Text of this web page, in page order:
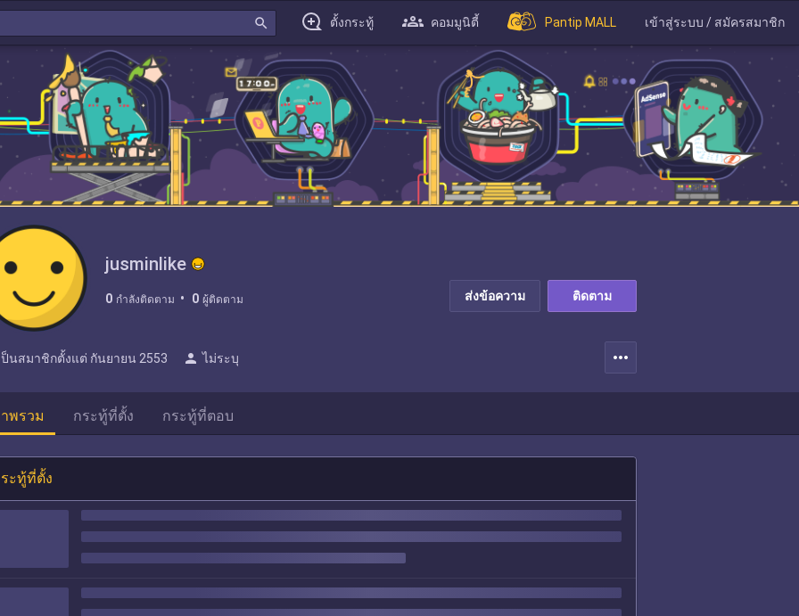
search ตั้งกระทู้ คอมมูนิตี้ Pantip MALL เข้าสู่ระบบ / สมัครสมาชิก
jusminlike
0 กำลังติดตาม 0 ผู้ติดตาม ส่งข้อความ ติดตาม
ป็นสมาชิกตั้งแต่ กันยายน 2553 person ไม่ระบุ more_horiz
พรวม กระทู้ที่ตั้ง กระทู้ที่ตอบ
ะทู้ที่ตั้ง